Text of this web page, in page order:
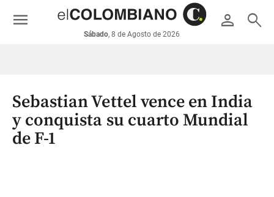
económicos
Colombia
person search
Sábado, 8 de Agosto de 2026
menu
Sebastian Vettel vence en India
y conquista su cuarto Mundial
de F-1